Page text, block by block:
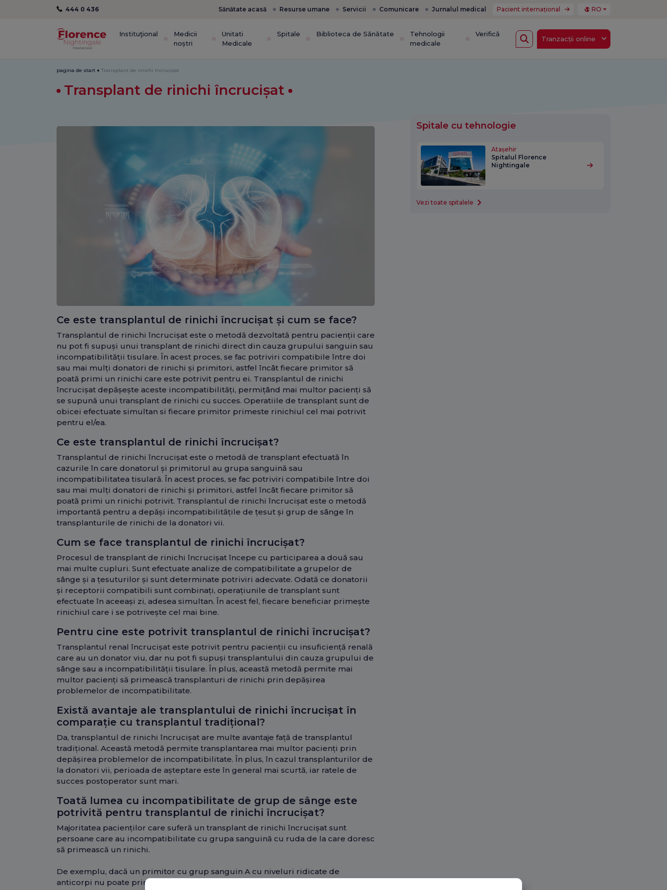
444 0 436 Sănătate acasă Resurse umane Servicii Comunicare Jurnalul medical Pacient internațional RO
Instituţional
Medicii
noștri
Unitati
Medicale
Spitale Biblioteca de Sănătate
Tehnologii
medicale
Verifică
Tranzacții online
pagina de start Transplant de rinichi încrucișat
Transplant de rinichi încrucișat
Ce este transplantul de rinichi încrucișat și cum se face?
Transplantul de rinichi încrucișat este o metodă dezvoltată pentru pacienții care
nu pot fi supuși unui transplant de rinichi direct din cauza grupului sanguin sau
incompatibilității tisulare. În acest proces, se fac potriviri compatibile între doi
sau mai mulți donatori de rinichi și primitori, astfel încât fiecare primitor să
poată primi un rinichi care este potrivit pentru ei. Transplantul de rinichi
încrucișat depășește aceste incompatibilități, permițând mai multor pacienți să
se supună unui transplant de rinichi cu succes. Operatiile de transplant sunt de
obicei efectuate simultan si fiecare primitor primeste rinichiul cel mai potrivit
pentru el/ea.
Ce este transplantul de rinichi încrucișat?
Transplantul de rinichi încrucișat este o metodă de transplant efectuată în
cazurile în care donatorul și primitorul au grupa sanguină sau
incompatibilitatea tisulară. În acest proces, se fac potriviri compatibile între doi
sau mai mulți donatori de rinichi și primitori, astfel încât fiecare primitor să
poată primi un rinichi potrivit. Transplantul de rinichi încrucișat este o metodă
importantă pentru a depăși incompatibilitățile de țesut și grup de sânge în
transplanturile de rinichi de la donatori vii.
Cum se face transplantul de rinichi încrucișat?
Procesul de transplant de rinichi încrucișat începe cu participarea a două sau
mai multe cupluri. Sunt efectuate analize de compatibilitate a grupelor de
sânge și a țesuturilor și sunt determinate potriviri adecvate. Odată ce donatorii
și receptorii compatibili sunt combinați, operațiunile de transplant sunt
efectuate în aceeași zi, adesea simultan. În acest fel, fiecare beneficiar primește
rinichiul care i se potrivește cel mai bine.
Pentru cine este potrivit transplantul de rinichi încrucișat?
Transplantul renal încrucișat este potrivit pentru pacienții cu insuficiență renală
care au un donator viu, dar nu pot fi supuși transplantului din cauza grupului de
sânge sau a incompatibilității tisulare. În plus, această metodă permite mai
multor pacienți să primească transplanturi de rinichi prin depășirea
problemelor de incompatibilitate.
Există avantaje ale transplantului de rinichi încrucișat în
comparație cu transplantul tradițional?
Da, transplantul de rinichi încrucișat are multe avantaje față de transplantul
tradițional. Această metodă permite transplantarea mai multor pacienți prin
depășirea problemelor de incompatibilitate. În plus, în cazul transplanturilor de
la donatori vii, perioada de așteptare este în general mai scurtă, iar ratele de
succes postoperator sunt mari.
Toată lumea cu incompatibilitate de grup de sânge este
potrivită pentru transplantul de rinichi încrucișat?
Majoritatea pacienților care suferă un transplant de rinichi încrucișat sunt
persoane care au incompatibilitate cu grupa sanguină cu ruda de la care doresc
să primească un rinichi.
De exemplu, dacă un primitor cu grup sanguin A cu niveluri ridicate de
anticorpi nu poate primi un rinichi de la o rudă cu grup sanguin O, acest
Spitale cu tehnologie
Atașehir
Spitalul Florence
Nightingale
Vezi toate spitalele